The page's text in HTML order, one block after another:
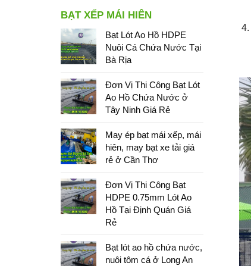
BẠT XẾP MÁI HIÊN
Bạt Lót Ao Hồ HDPE
Nuôi Cá Chứa Nước Tại
Bà Rịa
Đơn Vị Thi Công Bạt Lót
Ao Hồ Chứa Nước ở
Tây Ninh Giá Rẻ
May ép bạt mái xếp, mái
hiên, may bạt xe tải giá
rẻ ở Cần Thơ
Đơn Vị Thi Công Bạt
HDPE 0.75mm Lót Ao
Hồ Tại Định Quán Giá
Rẻ
Bạt lót ao hồ chứa nước,
nuôi tôm cá ở Long An